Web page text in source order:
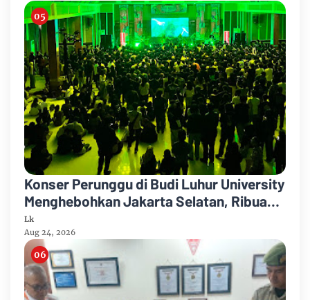
Konser Perunggu di Budi Luhur University
Menghebohkan Jakarta Selatan, Ribuan
Penonton Larut dalam Euforia!
Lk
Aug 24, 2026